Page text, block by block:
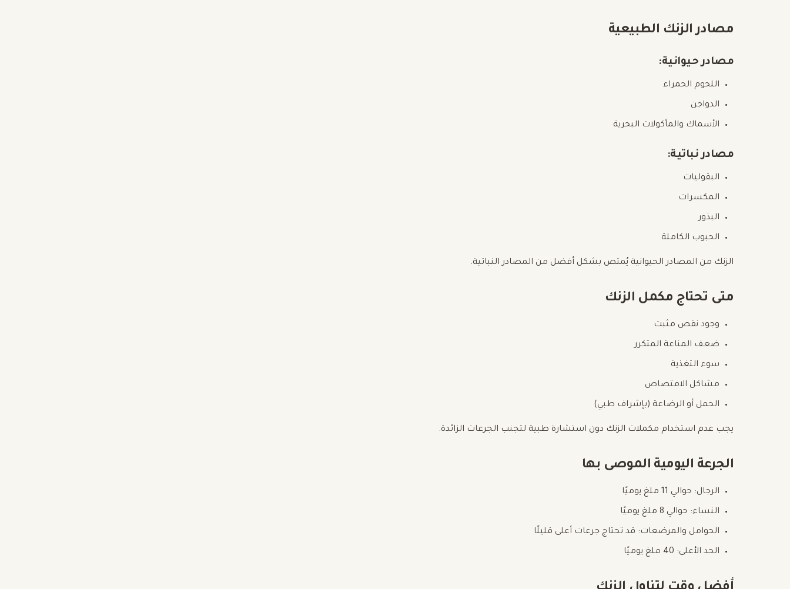
مصادر الزنك الطبيعية
مصادر حيوانية:
اللحوم الحمراء
الدواجن
الأسماك والمأكولات البحرية
مصادر نباتية:
البقوليات
المكسرات
البذور
الحبوب الكاملة
الزنك من المصادر الحيوانية يُمتص بشكل أفضل من المصادر النباتية.
متى تحتاج مكمل الزنك
وجود نقص مثبت
ضعف المناعة المتكرر
سوء التغذية
مشاكل الامتصاص
الحمل أو الرضاعة (بإشراف طبي)
يجب عدم استخدام مكملات الزنك دون استشارة طبية لتجنب الجرعات الزائدة.
الجرعة اليومية الموصى بها
الرجال: حوالي 11 ملغ يوميًا
النساء: حوالي 8 ملغ يوميًا
الحوامل والمرضعات: قد تحتاج جرعات أعلى قليلًا
الحد الأعلى: 40 ملغ يوميًا